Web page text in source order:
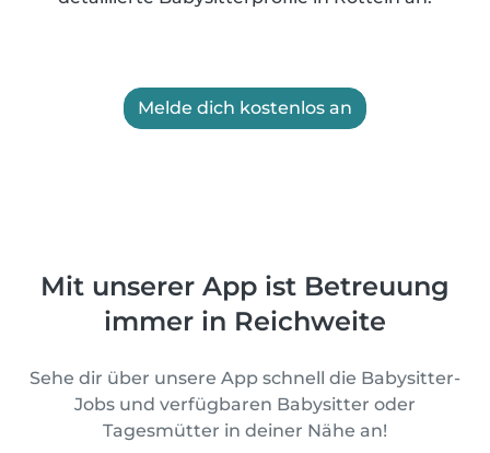
Melde dich kostenlos an
Mit unserer App ist Betreuung
immer in Reichweite
Sehe dir über unsere App schnell die Babysitter-
Jobs und verfügbaren Babysitter oder
Tagesmütter in deiner Nähe an!